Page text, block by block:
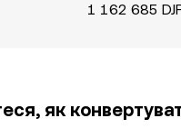
1 162 685
як